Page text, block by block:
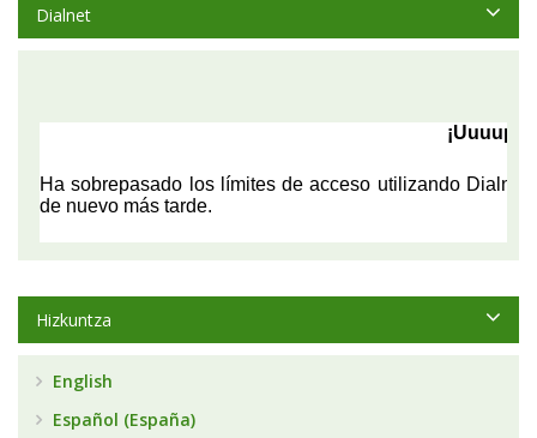
Dialnet
Hizkuntza
English
Español (España)